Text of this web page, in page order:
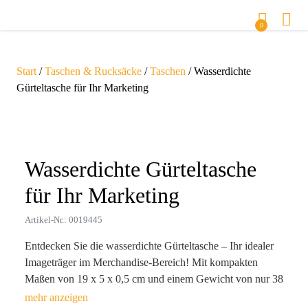
0
Start /Taschen & Rucksäcke /Taschen / Wasserdichte
Gürteltasche für Ihr Marketing
Wasserdichte Gürteltasche
für Ihr Marketing
Artikel-Nr.: 0019445
Entdecken Sie die wasserdichte Gürteltasche – Ihr idealer
Imageträger im Merchandise-Bereich! Mit kompakten
Maßen von 19 x 5 x 0,5 cm und einem Gewicht von nur 38
g, ist dieses praktische Accessoire ein unverzichtbarer